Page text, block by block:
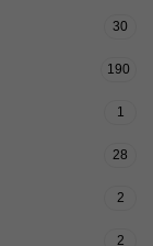
30
190
1
28
2
2